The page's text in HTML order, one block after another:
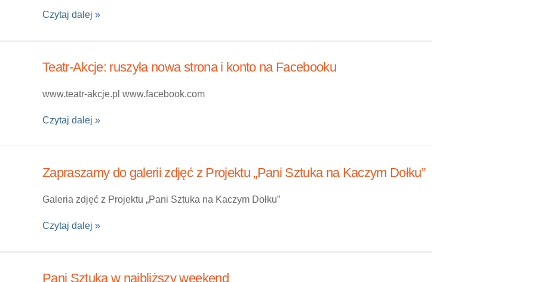
Czytaj dalej »
Teatr-Akcje: ruszyła nowa strona i konto na Facebooku
www.teatr-akcje.pl www.facebook.com
Czytaj dalej »
Zapraszamy do galerii zdjęć z Projektu „Pani Sztuka na Kaczym Dołku”
Galeria zdjęć z Projektu „Pani Sztuka na Kaczym Dołku”
Czytaj dalej »
Pani Sztuka w najbliższy weekend